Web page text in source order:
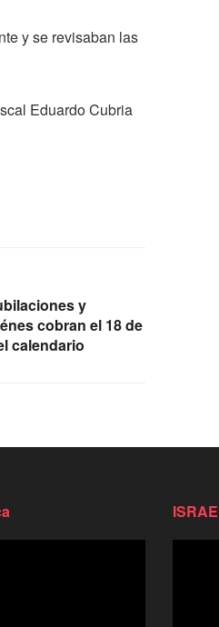
y se revisaban las
Eduardo Cubria
y
cobran el 18 de
calendario